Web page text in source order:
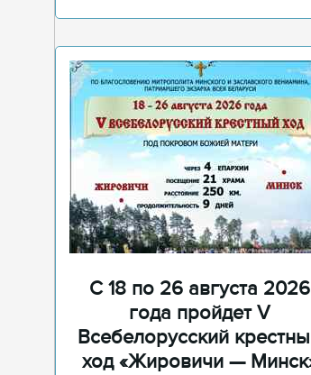
С 18 по 26 августа 2026
года пройдет V
Всебелорусский
ход «Жировичи —